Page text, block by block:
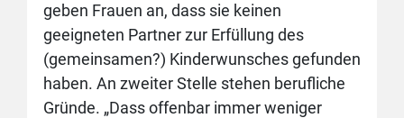
geben Frauen an, dass sie keinen
geeigneten Partner zur Erfüllung des
(gemeinsamen?) Kinderwunsches gefunden
haben. An zweiter Stelle stehen berufliche
Gründe. „Dass offenbar immer weniger